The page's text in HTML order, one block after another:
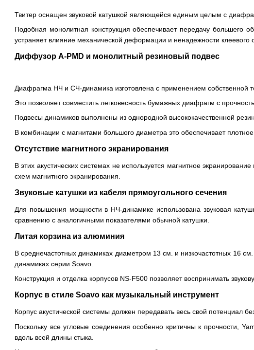
Твитер оснащен звуковой катушкой являющейся единым целым с
Подобная монолитная конструкция обеспечивает передачу большего
устраняет влияние механической деформации и ненадежности
Диффузор A-PMD и монолитный резиновый подвес
Диафрагма НЧ и СЧ-динамика изготовлена с применением собственной
Это позволяет совместить легковесность бумажных диафрагм с
Подвесы динамиков выполнены из однородной высококачественной
В комбинации с магнитами большого диаметра это обеспечивает
Отсутствие магнитного экранирования
В этих акустических системах не используется магнитное
схем магнитного экранирования.
Звуковые катушки из кабеля прямоугольного сечения
Для повышения мощности в НЧ-динамике использована звуковая
сравнению с аналогичными показателями обычной катушки.
Литая корзина из алюминия
В среднечастотных динамиках диаметром 13 см. и низкочастотных 16
динамиках серии Soavo.
Конструкция и отделка корпусов NS-F500 позволяет воспринимать
Корпус в стиле Soavo как музыкальный инструмент
Корпус акустической системы должен передавать весь свой потенциал
Поскольку все угловые соединения особенно критичны к прочности,
вдоль всей длины стыка.